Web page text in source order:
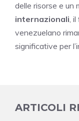
delle risorse e un
internazionali,
venezuelano
significative per
ARTICOLI